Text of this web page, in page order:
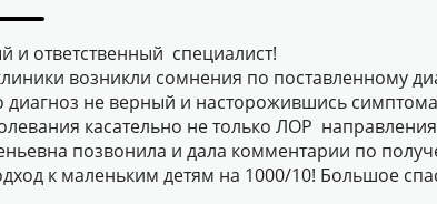
и ответственный специалист!
возникли сомнения по поставленному
не верный и насторожившись
касательно не только ЛОР
позвонила и дала комментарии по
к маленьким детям на 1000/10! Большое